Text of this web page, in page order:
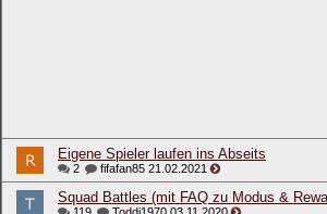
Eigene Spieler laufen ins Abseits
2 fifafan85 21.02.2021
Squad Battles (mit FAQ zu Modus &